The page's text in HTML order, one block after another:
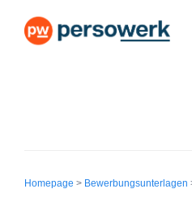
Homepage > Bewerbungsunterlagen